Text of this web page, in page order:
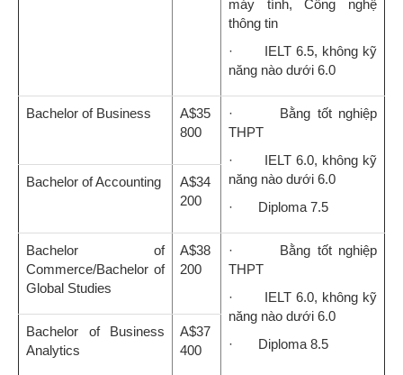
máy tính, Công nghệ
thông tin
· IELT 6.5, không kỹ
năng nào dưới 6.0
Bachelor of Business
A$35
800
· Bằng tốt nghiệp
THPT
· IELT 6.0, không kỹ
năng nào dưới 6.0
· Diploma 7.5
Bachelor of Accounting
A$34
200
Bachelor of
Commerce/Bachelor of
Global Studies
A$38
200
· Bằng tốt nghiệp
THPT
· IELT 6.0, không kỹ
năng nào dưới 6.0
· Diploma 8.5
Bachelor of Business
Analytics
A$37
400